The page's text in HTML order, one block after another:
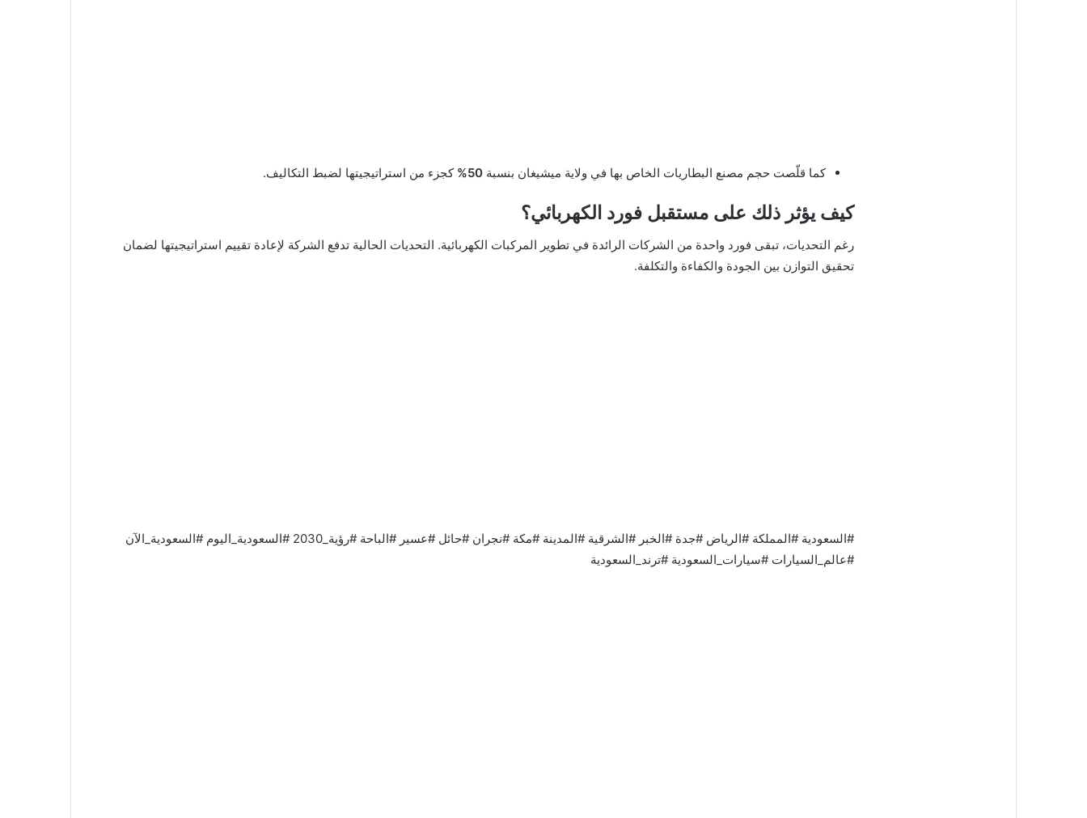
كما قلّصت حجم مصنع البطاريات الخاص بها في ولاية ميشيغان بنسبة 50% كجزء من استراتيجيتها لضبط التكاليف.
كيف يؤثر ذلك على مستقبل فورد الكهربائي؟
رغم التحديات، تبقى فورد واحدة من الشركات الرائدة في تطوير المركبات الكهربائية. التحديات الحالية تدفع الشركة لإعادة تقييم استراتيجيتها لضمان
تحقيق التوازن بين الجودة والكفاءة والتكلفة.
#السعودية #المملكة #الرياض #جدة #الخبر #الشرقية #المدينة #مكة #نجران #حائل #عسير #الباحة #رؤية_2030 #السعودية_اليوم #السعودية_الآن
#عالم_السيارات #سيارات_السعودية #ترند_السعودية